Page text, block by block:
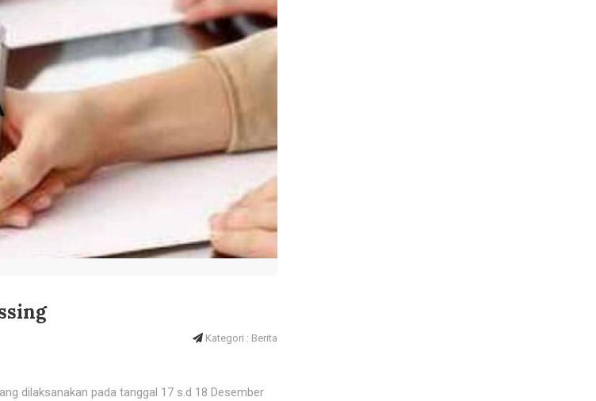
Kategori : Berita
dilaksanakan pada tanggal 17 s.d 18 Desember